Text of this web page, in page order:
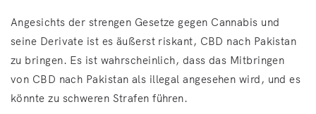
Angesichts der strengen Gesetze gegen Cannabis und
seine Derivate ist es äußerst riskant, CBD nach Pakistan
zu bringen. Es ist wahrscheinlich, dass das Mitbringen
von CBD nach Pakistan als illegal angesehen wird, und es
könnte zu schweren Strafen führen.